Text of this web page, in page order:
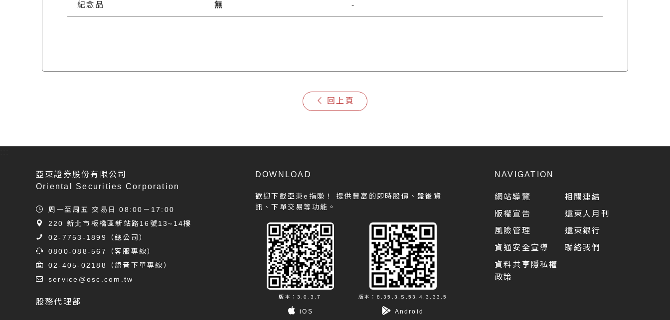
紀念品 無 -
回上頁
亞東證券股份有限公司
Oriental Securities Corporation
周一至周五 交易日 08:00－17:00
220 新北市板橋區新站路16號13~14樓
02-7753-1899
（總公司）
0800-088-567
（客服專線）
02-405-02188
（語音下單專線）
service@osc.com.tw
股務代理部
DOWNLOAD
歡迎下載亞東e指賺！
提供豐富的即時股價、盤後資
訊、下單交易等功能。
版本：3.0.3.7
iOS
版本：8.35.3.S.53.4.3.33.5
Android
NAVIGATION
網站導覽
版權宣告
風險管理
資通安全宣導
資料共享隱私權
政策
相關連結
遠東人月刊
遠東銀行
聯絡我們